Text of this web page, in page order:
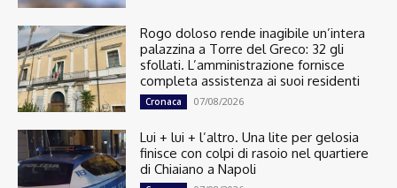
Rogo doloso rende inagibile un’intera
palazzina a Torre del Greco: 32 gli
sfollati. L’amministrazione fornisce
completa assistenza ai suoi residenti
Cronaca 07/08/2026
Lui + lui + l’altro. Una lite per gelosia
finisce con colpi di rasoio nel quartiere
di Chiaiano a Napoli